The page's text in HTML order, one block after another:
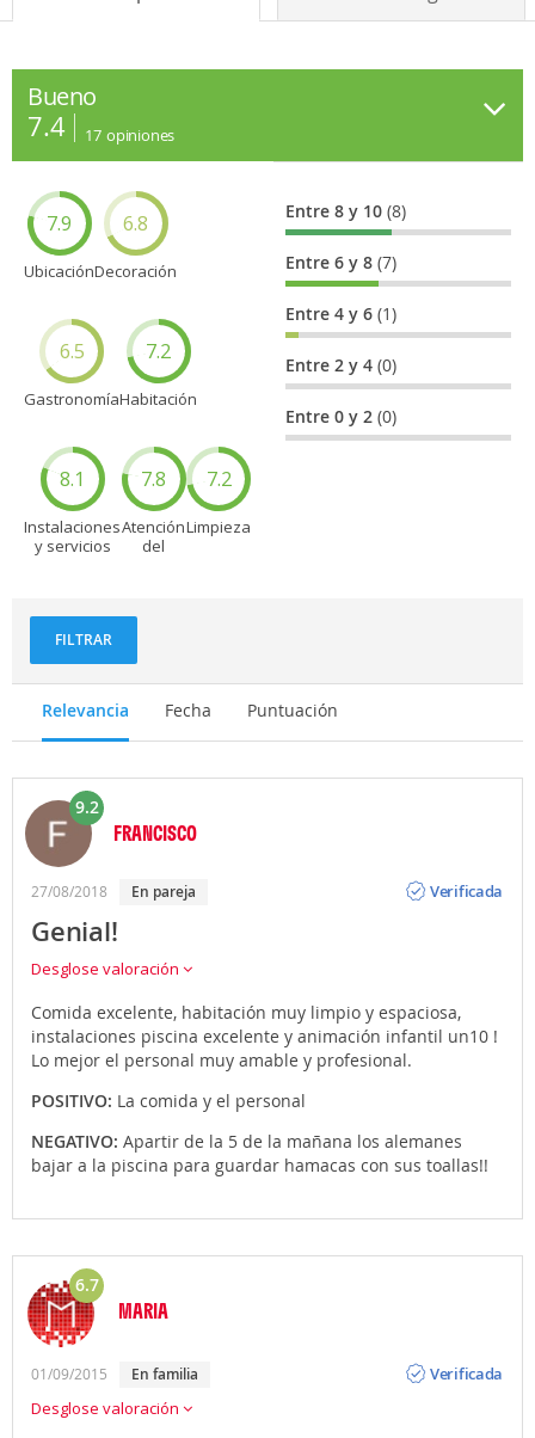
Bueno
7.4 17 opiniones
7.9
Ubicación
6.8
Decoración
6.5
Gastronomía
7.2
Habitación
8.1
Instalaciones
y servicios
7.8
Atención
del
7.2
Limpieza
Entre 8 y 10(8)
Entre 6 y 8(7)
Entre 4 y 6(1)
Entre 2 y 4(0)
Entre 0 y 2(0)
FILTRAR
Relevancia Fecha Puntuación
9.2
FRANCISCO
27/08/2018 En pareja
Verificada
Genial!
Desglose valoración
Comida excelente, habitación muy limpio y espaciosa,
instalaciones piscina excelente y animación infantil un10 !
Lo mejor el personal muy amable y profesional.
POSITIVO: La comida y el personal
NEGATIVO: Apartir de la 5 de la mañana los alemanes
bajar a la piscina para guardar hamacas con sus toallas!!
6.7
MARIA
01/09/2015 En familia
Verificada
Desglose valoración